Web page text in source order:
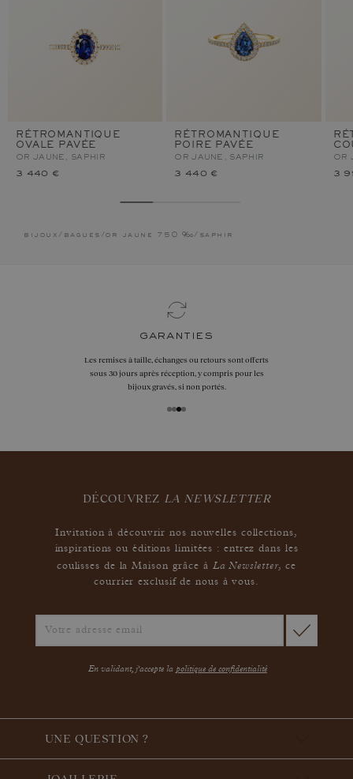
RÉTROMANTIQUE
OVALE PAVÉE
OR JAUNE, SAPHIR
3 440 €
RÉTROMANTIQUE
POIRE PAVÉE
OR JAUNE, SAPHIR
3 440 €
OR
3
bijoux / bagues / or jaune 750 ‰ / saphir
garanties
Les remises à taille, échanges ou retours sont offerts
sous 30 jours après réception, y compris pour les
bijoux gravés, si non portés.
DÉCOUVREZ LA NEWSLETTER
Invitation à découvrir nos nouvelles collections,
inspirations ou éditions limitées : entrez dans les
coulisses de la Maison grâce à La Newsletter,ce
courrier exclusif de nous à vous.
En validant, j'accepte la politique de confidentialité
UNE QUESTION ?